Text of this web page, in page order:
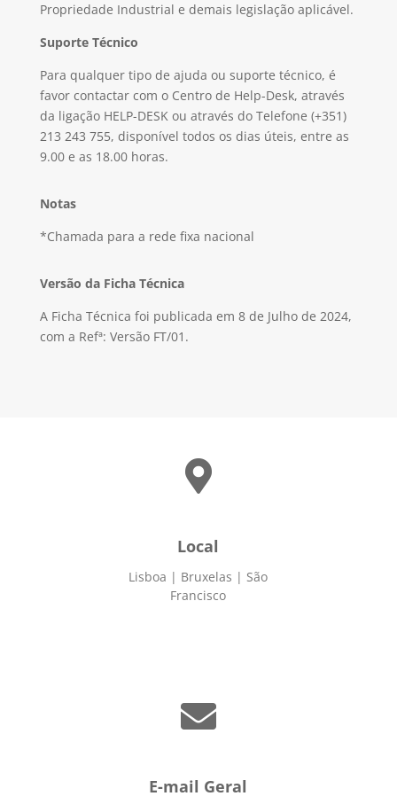
Propriedade Industrial e demais legislação aplicável.
Suporte Técnico
Para qualquer tipo de ajuda ou suporte técnico, é
favor contactar com o Centro de Help-Desk, através
da ligação HELP-DESK ou através do Telefone (+351)
213 243 755, disponível todos os dias úteis, entre as
9.00 e as 18.00 horas.
Notas
*Chamada para a rede fixa nacional
Versão da Ficha Técnica
A Ficha Técnica foi publicada em 8 de Julho de 2024,
com a Refª: Versão FT/01.

Local
Lisboa | Bruxelas | São
Francisco

E-mail Geral